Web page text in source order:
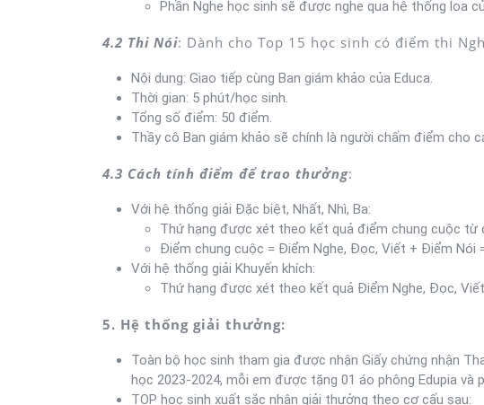
Phần Nghe học sinh sẽ được nghe qua hệ thống loa
4.2 Thi Nói: Dành cho Top 15 học sinh có điểm thi
Nội dung: Giao tiếp cùng Ban giám khảo của Educa.
Thời gian: 5 phút/học sinh.
Tổng số điểm: 50 điểm.
Thầy cô Ban giám khảo sẽ chính là người chấm điểm cho
4.3 Cách tính điểm để trao thưởng:
Với hệ thống giải Đặc biệt, Nhất, Nhì, Ba:
Thứ hạng được xét theo kết quả điểm chung cuộc từ
Điểm chung cuộc = Điểm Nghe, Đọc, Viết + Điểm Nói
Với hệ thống giải Khuyến khích:
Thứ hạng được xét theo kết quả Điểm Nghe, Đọc,
5. Hệ thống giải thưởng:
Toàn bộ học sinh tham gia được nhận Giấy chứng nhận
học 2023-2024, mỗi em được tặng 01 áo phông Edupia và
TOP học sinh xuất sắc nhận giải thưởng theo cơ cấu sau: